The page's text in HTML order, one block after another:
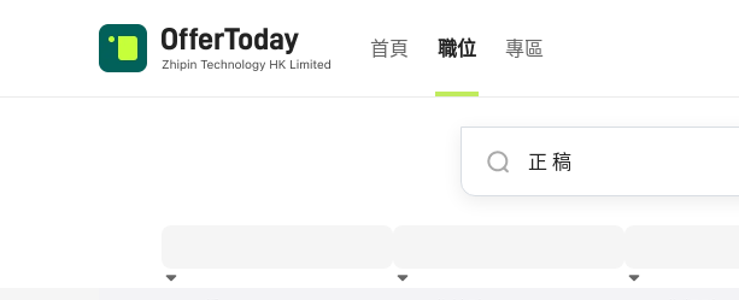
首頁 職位 專區